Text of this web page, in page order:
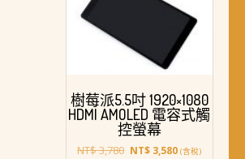
樹莓派5.5吋 1920×1080
HDMI AMOLED 電容式觸
控螢幕
NT$3,780 原
NT$ 3,580目(含稅)